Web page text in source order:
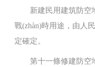
新建民用建筑防空
戰(zhàn)時用途，
定確定。
第十一條修建防空